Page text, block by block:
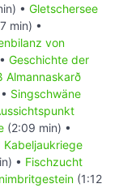
• Gletschersee
min) •
von
Geschichte der
Almannaskarð
Singschwäne
(2:09 min) •
• Fischzucht
(1:12